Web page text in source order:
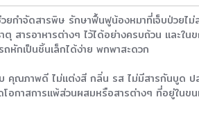
ยกำจัดสารพิษ รักษาฟื้นฟูน้องหมาที่เจ็บป่วยไ
ารอาหารต่างๆ ไว้ได้อย่างครบถ้วน และใน
หักเป็นชิ้นเล็กได้ง่าย พกพาสะดวก
ณภาพดี ไม่แต่งสี กลิ่น รส ไม่มีสารกันบูด ป
อกาสการแพ้ส่วนผสมหรือสารต่างๆ ที่อยู่ใน